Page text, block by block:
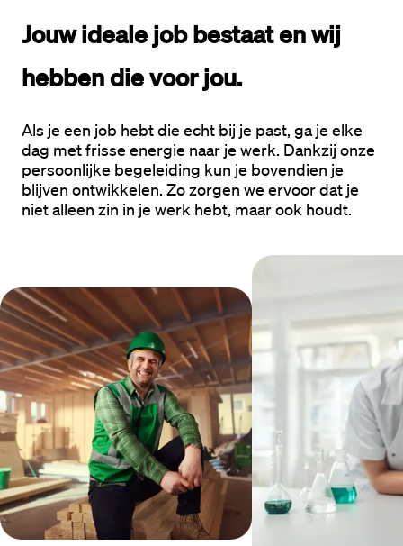
Jouw ideale job bestaat en wij
hebben die voor jou.
Als je een job hebt die echt bij je past, ga je elke
dag met frisse energie naar je werk. Dankzij onze
persoonlijke begeleiding kun je bovendien je
blijven ontwikkelen. Zo zorgen we ervoor dat je
niet alleen zin in je werk hebt, maar ook houdt.